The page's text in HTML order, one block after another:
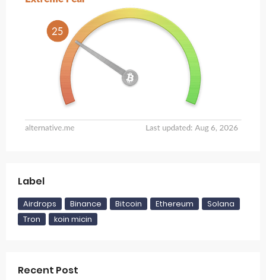
Label
Airdrops Binance Bitcoin Ethereum
Solana
Tron
koin micin
Recent Post